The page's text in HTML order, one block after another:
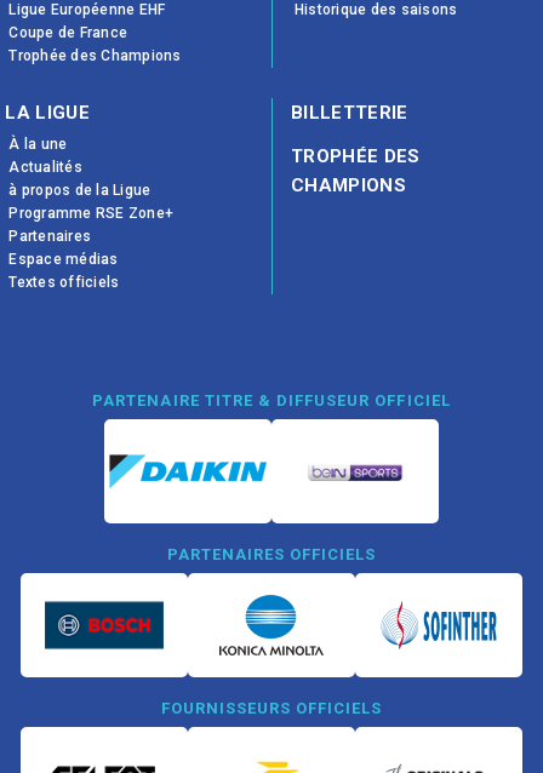
Ligue Européenne EHF
Coupe de France
Trophée des Champions
Historique des saisons
LA LIGUE
À la une
Actualités
à propos de la Ligue
Programme RSE Zone+
Partenaires
Espace médias
Textes officiels
BILLETTERIE
TROPHÉE DES
CHAMPIONS
PARTENAIRE TITRE & DIFFUSEUR OFFICIEL
PARTENAIRES OFFICIELS
FOURNISSEURS OFFICIELS